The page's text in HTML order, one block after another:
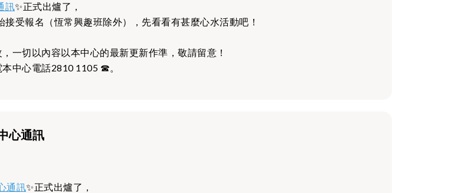
訊✨正式出爐了，
受報名（恆常興趣班除外），先看看有甚麼心水活動吧！
一切以內容以本中心的最新更新作準，敬請留意！
中心電話2810 1105 ☎。
心通訊
通訊✨正式出爐了，